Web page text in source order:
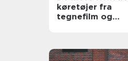
køretøjer fra
tegnefilm og